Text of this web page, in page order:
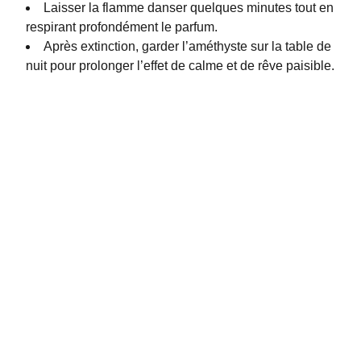
Laisser la flamme danser quelques minutes tout en
respirant profondément le parfum.
Après extinction, garder l’améthyste sur la table de
nuit pour prolonger l’effet de calme et de rêve paisible.